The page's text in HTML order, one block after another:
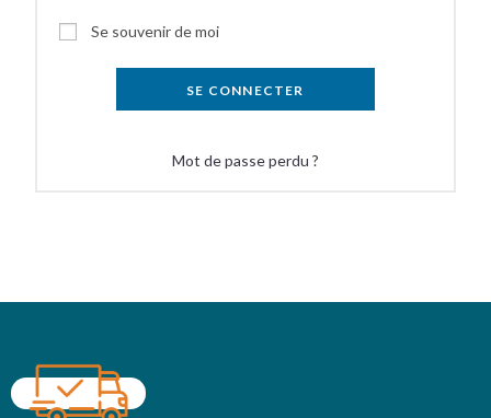
Se souvenir de moi
SE CONNECTER
Mot de passe perdu ?